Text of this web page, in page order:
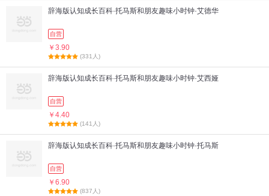
辞海版认知成长百科·托马斯和朋友趣味小时钟·艾德华
自营
￥3.90
(331人)
辞海版认知成长百科·托马斯和朋友趣味小时钟·艾西娅
自营
￥4.40
(141人)
辞海版认知成长百科·托马斯和朋友趣味小时钟·托马斯
自营
￥6.90
(837人)